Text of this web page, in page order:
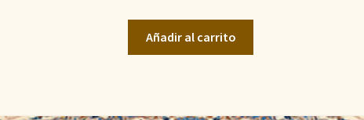
Añadir al carrito